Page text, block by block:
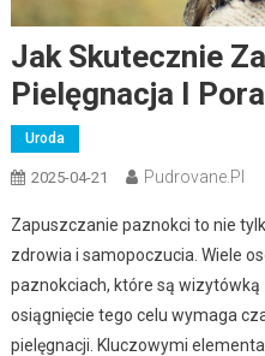
Jak Skutecznie
Pielęgnacja I
Uroda
2025-04-21 Pudrovane.pl
Zapuszczanie paznokci to nie
zdrowia i samopoczucia. Wiele
paznokciach, które są
osiągnięcie tego celu wymaga
pielęgnacji. Kluczowymi